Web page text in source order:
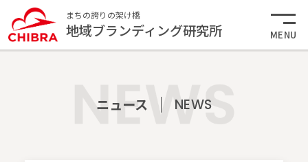
まちの誇りの架け橋
地域ブランディング研究所 MENU
ニュース NEWS